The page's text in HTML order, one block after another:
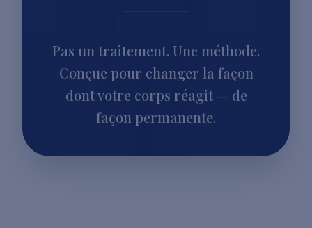
Pas un traitement. Une méthode.
Conçue pour changer la façon
dont votre corps réagit — de
façon permanente.